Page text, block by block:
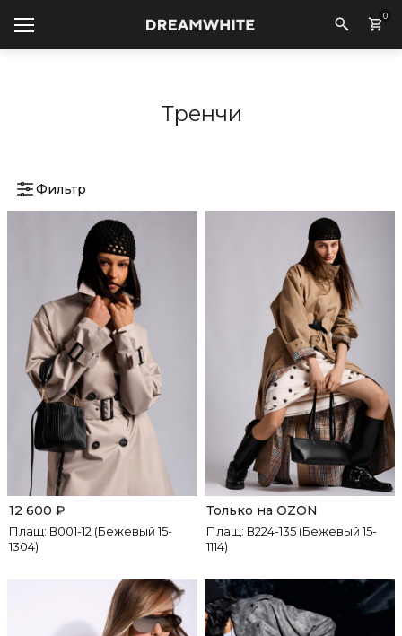
0
Тренчи
Фильтр
Плащ: В001-12 (Бежевый 15-
1304)
12 600 ₽
Плащ: В224-135 (Бежевый 15-
1114)
Только на OZON